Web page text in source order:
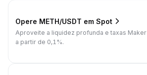
Opere METH/USDT em Spot
Aproveite a liquidez profunda e taxas Maker
a partir de 0,1%.